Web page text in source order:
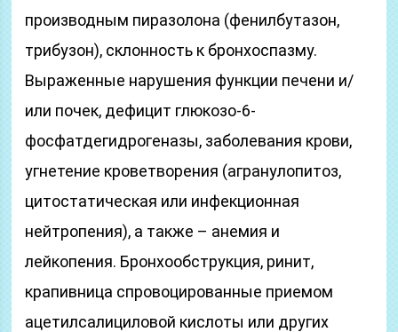
производным пиразолона (фенилбутазон,
трибузон), склонность к бронхоспазму.
Выраженные нарушения функции печени и/
или почек, дефицит глюкозо-6-
фосфатдегидрогеназы, заболевания крови,
угнетение кроветворения (агранулопитоз,
цитостатическая или инфекционная
нейтропения), а также – анемия и
лейкопения. Бронхообструкция, ринит,
крапивница спровоцированные приемом
ацетилсалициловой кислоты или других